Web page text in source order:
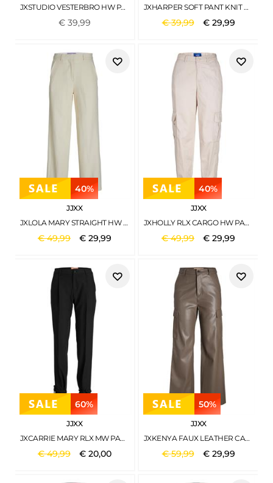
JXSTUDIO VESTERBRO HW PANT SWT NOOS LIGHT GREY MELANGE
€ 39,99
JXHARPER SOFT PANT KNIT BLACK
€39,99 € 29,99
40%
JJXX
JXLOLA MARY STRAIGHT HW PANTS TLR NOOS SEEDPEARL
€49,99 € 29,99
40%
JJXX
JXHOLLY RLX CARGO HW PANT PNT NOOS MOONBEAM
€49,99 €29,99
60%
JJXX
JXCARRIE MARY RLX MW PANT BLACK
€49,99 € 20,00
50%
JJXX
JXKENYA FAUX LEATHER CARGO PANTS MOREL
€59,99 € 29,99